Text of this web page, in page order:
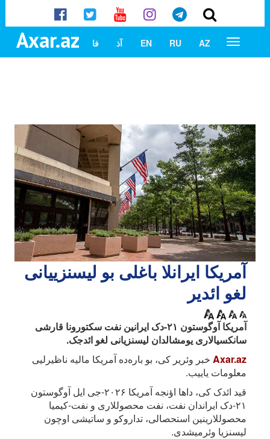
Axar.az AZ
RU
EN آذ فا
آمریکا ایرانلا باغلی بو لیسنزییانی
لغو ائدیر
آمریکا آوگوستون ۲۱-دک ایرانین نفت سکتورونا قارشی
سانکسیالاری یومشالدان لیسنزیانی لغو ائد‌جک.
Axar.az خبر وئریر کی، بو باره‌ده آمریکا مالیه ناظیرلیی
معلومات یاییب.
قید ائدک کی، داها اؤنجه آمریکا ۲۰۲۶-جی ایل آوگوستون
۲۱-دک ایراندان نفت، نفت محصوللاری و نفت-کیمیا
محصوللارینین استحصالی، تداروکو و ساتیشی اوچون
لیسنزیا وئرمیشدی.